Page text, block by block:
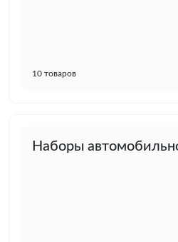
10 товаров
Наборы